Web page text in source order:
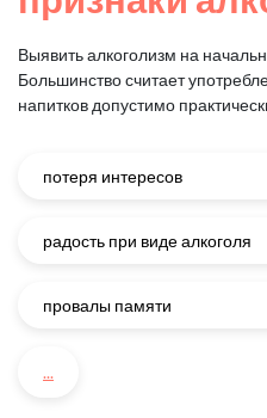
Выявить алкоголизм на
Большинство считает
напитков допустимо
потеря интересов
радость при виде алкоголя
провалы памяти
...